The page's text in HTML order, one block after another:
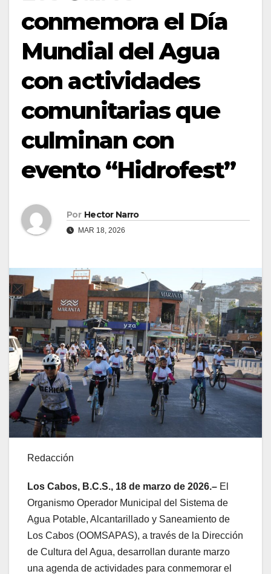
conmemora el Día
Mundial del Agua
con actividades
comunitarias que
culminan con
evento “Hidrofest”
Por Hector Narro
MAR 18, 2026
Redacción
Los Cabos, B.C.S., 18 de marzo de 2026.– El
Organismo Operador Municipal del Sistema de
Agua Potable, Alcantarillado y Saneamiento de
Los Cabos (OOMSAPAS), a través de la Dirección
de Cultura del Agua, desarrollan durante marzo
una agenda de actividades para conmemorar el